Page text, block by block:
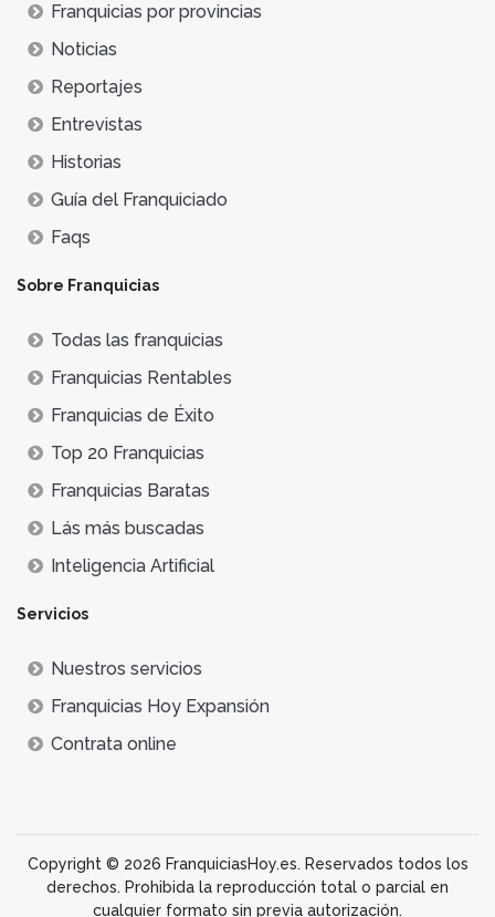
Franquicias por provincias
Noticias
Reportajes
Entrevistas
Historias
Guía del Franquiciado
Faqs
Sobre Franquicias
Todas las franquicias
Franquicias Rentables
Franquicias de Éxito
Top 20 Franquicias
Franquicias Baratas
Lás más buscadas
Inteligencia Artificial
Servicios
Nuestros servicios
Franquicias Hoy Expansión
Contrata online
Copyright © 2026 FranquiciasHoy.es. Reservados todos los
derechos. Prohibida la reproducción total o parcial en
cualquier formato sin previa autorización.